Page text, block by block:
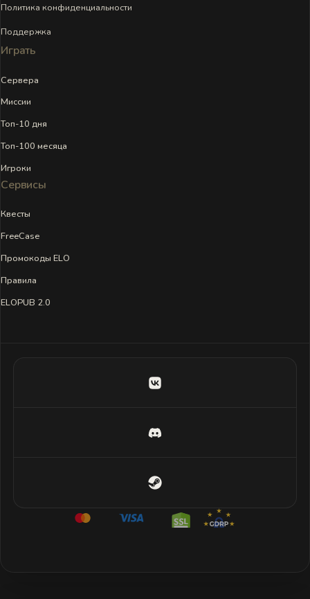
Политика конфиденциальности
Поддержка
Играть
Сервера
Миссии
Топ-10 дня
Топ-100 месяца
Игроки
Сервисы
Квесты
FreeCase
Промокоды ELO
Правила
ELOPUB 2.0